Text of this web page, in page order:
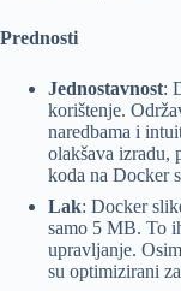
Prednosti
Jednostavnost:
korištenje.
naredbama i
olakšava izradu,
koda na Docker
Lak: Docker
samo 5 MB. To
upravljanje.
su optimizirani